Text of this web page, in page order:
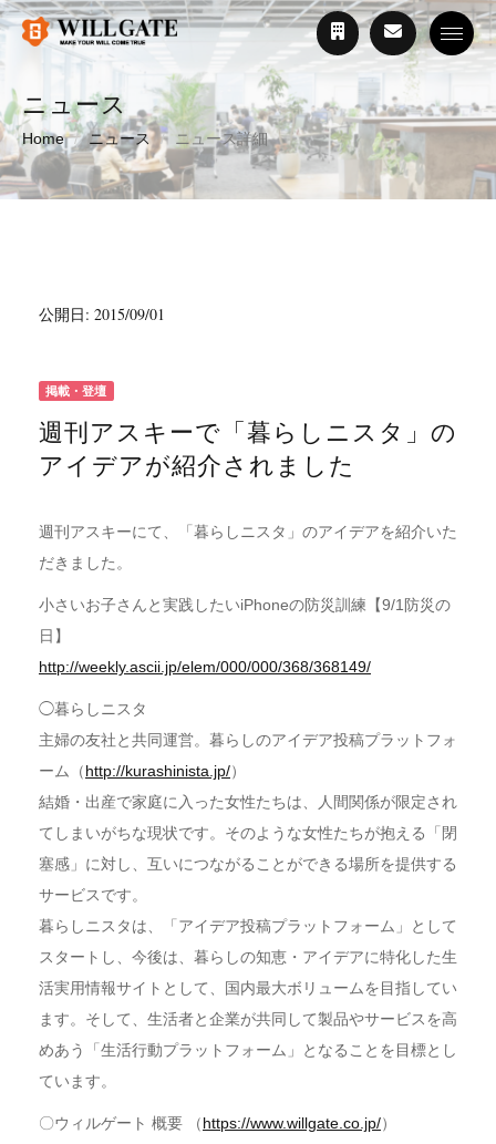
ニュース
Home ニュース ニュース詳細
公開日: 2015/09/01
掲載・登壇
週刊アスキーで「暮らしニスタ」の
アイデアが紹介されました
週刊アスキーにて、「暮らしニスタ」のアイデアを紹介いた
だきました。
小さいお子さんと実践したいiPhoneの防災訓練【9/1防災の
日】
http://weekly.ascii.jp/elem/000/000/368/368149/
◯暮らしニスタ
主婦の友社と共同運営。暮らしのアイデア投稿プラットフォ
ーム（http://kurashinista.jp/）
結婚・出産で家庭に入った女性たちは、人間関係が限定され
てしまいがちな現状です。そのような女性たちが抱える「閉
塞感」に対し、互いにつながることができる場所を提供する
サービスです。
暮らしニスタは、「アイデア投稿プラットフォーム」として
スタートし、今後は、暮らしの知恵・アイデアに特化した生
活実用情報サイトとして、国内最大ボリュームを目指してい
ます。そして、生活者と企業が共同して製品やサービスを高
めあう「生活行動プラットフォーム」となることを目標とし
ています。
〇ウィルゲート 概要 （https://www.willgate.co.jp/）